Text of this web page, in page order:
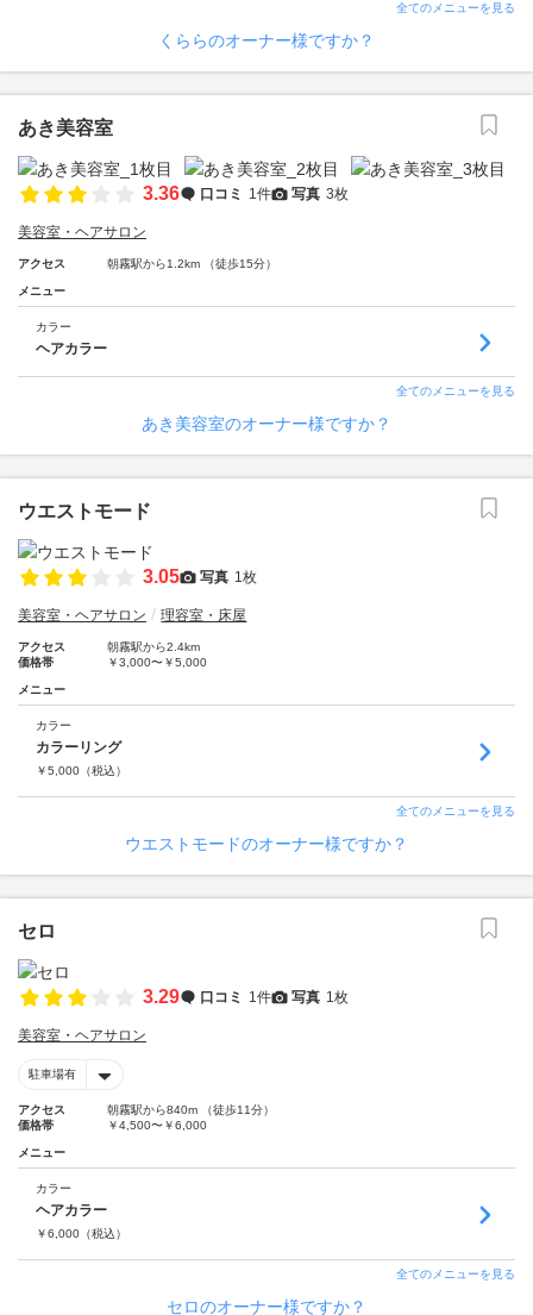
全てのメニューを見る
くららのオーナー様ですか？
あき美容室
3.36 口コミ 1件 写真 3枚
美容室・ヘアサロン
アクセス 朝霧駅から1.2km （徒歩15分）
メニュー
カラー
ヘアカラー
全てのメニューを見る
あき美容室のオーナー様ですか？
ウエストモード
3.05 写真 1枚
美容室・ヘアサロン 理容室・床屋
アクセス
朝霧駅から2.4km
価格帯
￥3,000〜￥5,000
メニュー
カラー
カラーリング
￥5,000 （税込）
全てのメニューを見る
ウエストモードのオーナー様ですか？
セロ
3.29 口コミ 1件 写真 1枚
美容室・ヘアサロン
駐車場有
アクセス
朝霧駅から840m （徒歩11分）
価格帯
￥4,500〜￥6,000
メニュー
カラー
ヘアカラー
￥6,000 （税込）
全てのメニューを見る
セロのオーナー様ですか？